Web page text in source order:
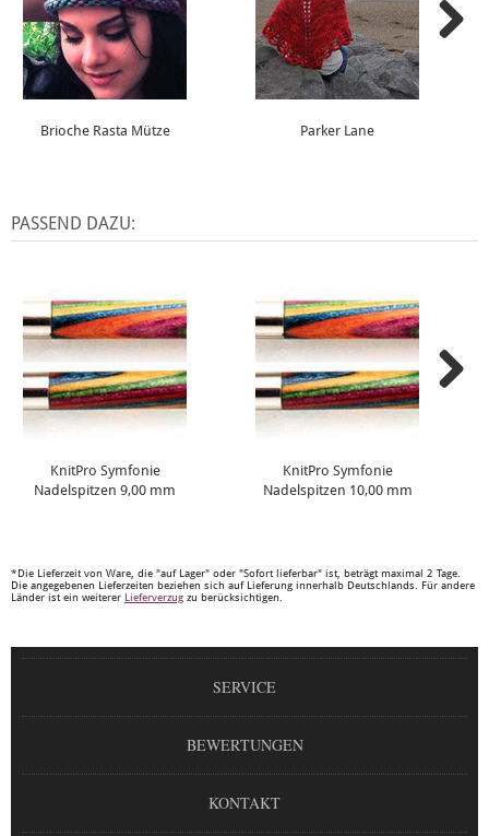
Brioche Rasta Mütze Parker Lane
PASSEND DAZU:
KnitPro Symfonie
Nadelspitzen 9,00 mm
KnitPro Symfonie
Nadelspitzen 10,00 mm
*Die Lieferzeit von Ware, die "auf Lager" oder "Sofort lieferbar" ist, beträgt maximal 2 Tage.
Die angegebenen Lieferzeiten beziehen sich auf Lieferung innerhalb Deutschlands. Für andere
Länder ist ein weiterer Lieferverzug zu berücksichtigen.
SERVICE
BEWERTUNGEN
KONTAKT